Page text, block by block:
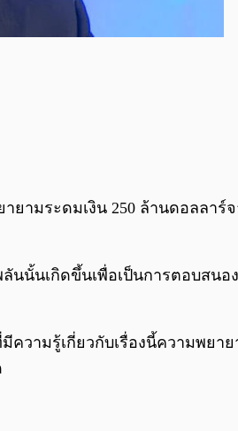
ายามระดมเงิน 250 ล้านดอลลา
นนั้นเกิดขึ้นเพื่อเป็นการตอบสนอ
ความรู้เกี่ยวกับเรื่องนี้ความพ